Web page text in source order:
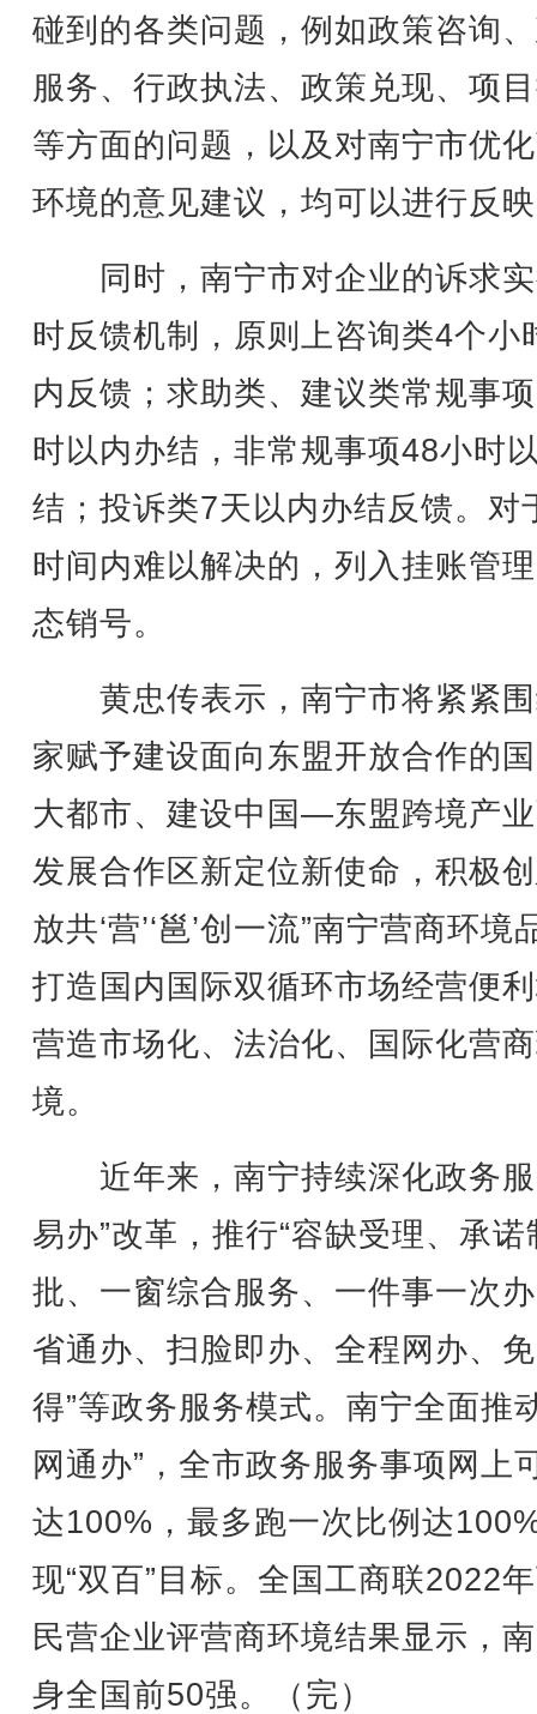
碰到的各类问题，例如政策咨询
服务、行政执法、政策兑现、项
等方面的问题，以及对南宁市优
环境的意见建议，均可以进行反
同时，南宁市对企业的诉求
时反馈机制，原则上咨询类4个小
内反馈；求助类、建议类常规事
时以内办结，非常规事项48小时
结；投诉类7天以内办结反馈。对
时间内难以解决的，列入挂账管
态销号。
黄忠传表示，南宁市将紧紧
家赋予建设面向东盟开放合作的
大都市、建设中国—东盟跨境产
发展合作区新定位新使命，积极
放共‘营’‘邕’创一流”南宁营商环境
打造国内国际双循环市场经营便
营造市场化、法治化、国际化营
境。
近年来，南宁持续深化政务服
易办”改革，推行“容缺受理、承诺
批、一窗综合服务、一件事一次
省通办、扫脸即办、全程网办、
得”等政务服务模式。南宁全面推
网通办”，全市政务服务事项网上
达100%，最多跑一次比例达
现“双百”目标。全国工商联2022
民营企业评营商环境结果显示，
身全国前50强。（完）